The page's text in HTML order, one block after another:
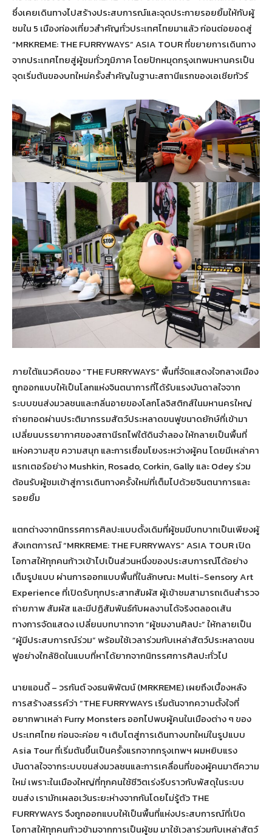
ซึ่งเคยเดินทางไปสร้างประสบการณ์และจุดประกายรอยยิ้มให้กับผู้
ชมใน 5 เมืองท่องเที่ยวสำคัญทั่วประเทศไทยมาแล้ว ก่อนต่อยอดสู่
“MRKREME: THE FURRYWAYS” ASIA TOUR ที่ขยายการเดินทาง
จากประเทศไทยสู่ผู้ชมทั่วภูมิภาค โดยปักหมุดกรุงเทพมหานครเป็น
จุดเริ่มต้นของบทใหม่ครั้งสำคัญในฐานะสถานีแรกของเอเชียทัวร์
ภายใต้แนวคิดของ “THE FURRYWAYS” พื้นที่จัดแสดงใจกลางเมือง
ถูกออกแบบให้เป็นโลกแห่งจินตนาการที่ได้รับแรงบันดาลใจจาก
ระบบขนส่งมวลชนและกลิ่นอายของโลกโลจิสติกส์ในมหานครใหญ่
ถ่ายทอดผ่านประติมากรรมสัตว์ประหลาดขนฟูขนาดยักษ์ที่เข้ามา
เปลี่ยนบรรยากาศของสถานีรถไฟใต้ดินจำลอง ให้กลายเป็นพื้นที่
แห่งความสุข ความสนุก และการเชื่อมโยงระหว่างผู้คน โดยมีเหล่าคา
แรกเตอร์อย่าง Mushkin, Rosado, Corkin, Gally และ Odey ร่วม
ต้อนรับผู้ชมเข้าสู่การเดินทางครั้งใหม่ที่เต็มไปด้วยจินตนาการและ
รอยยิ้ม
แตกต่างจากนิทรรศการศิลปะแบบดั้งเดิมที่ผู้ชมมีบทบาทเป็นเพียงผู้
สังเกตการณ์ “MRKREME: THE FURRYWAYS” ASIA TOUR เปิด
โอกาสให้ทุกคนก้าวเข้าไปเป็นส่วนหนึ่งของประสบการณ์ได้อย่าง
เต็มรูปแบบ ผ่านการออกแบบพื้นที่ในลักษณะ Multi-Sensory Art
Experience ที่เปิดรับทุกประสาทสัมผัส ผู้เข้าชมสามารถเดินสำรวจ
ถ่ายภาพ สัมผัส และมีปฏิสัมพันธ์กับผลงานได้จริงตลอดเส้น
ทางการจัดแสดง เปลี่ยนบทบาทจาก “ผู้ชมงานศิลปะ” ให้กลายเป็น
“ผู้มีประสบการณ์ร่วม” พร้อมใช้เวลาร่วมกับเหล่าสัตว์ประหลาดขน
ฟูอย่างใกล้ชิดในแบบที่หาได้ยากจากนิทรรศการศิลปะทั่วไป
นายแอนดี้ – วรกันต์ จงธนพิพัฒน์ (MRKREME) เผยถึงเบื้องหลัง
การสร้างสรรค์ว่า “THE FURRYWAYS เริ่มต้นจากความตั้งใจที่
อยากพาเหล่า Furry Monsters ออกไปพบผู้คนในเมืองต่าง ๆ ของ
ประเทศไทย ก่อนจะค่อย ๆ เติบโตสู่การเดินทางบทใหม่ในรูปแบบ
Asia Tour ที่เริ่มต้นขึ้นเป็นครั้งแรกจากกรุงเทพฯ ผมหยิบแรง
บันดาลใจจากระบบขนส่งมวลชนและการเคลื่อนที่ของผู้คนมาตีความ
ใหม่ เพราะในเมืองใหญ่ที่ทุกคนใช้ชีวิตเร่งรีบราวกับพัสดุในระบบ
ขนส่ง เรามักเผลอเว้นระยะห่างจากกันโดยไม่รู้ตัว THE
FURRYWAYS จึงถูกออกแบบให้เป็นพื้นที่แห่งประสบการณ์ที่เปิด
โอกาสให้ทุกคนก้าวข้ามจากการเป็นผู้ชม มาใช้เวลาร่วมกับเหล่าสัตว์